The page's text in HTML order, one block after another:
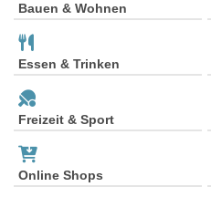
Bauen & Wohnen
Essen & Trinken
Freizeit & Sport
Online Shops